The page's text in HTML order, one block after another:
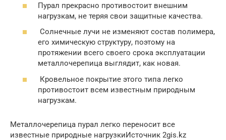
Пурал прекрасно противостоит внешним
нагрузкам, не теряя свои защитные качества.
Солнечные лучи не изменяют состав полимера,
его химическую структуру, поэтому на
протяжении всего своего срока эксплуатации
металлочерепица выглядит, как новая.
Кровельное покрытие этого типа легко
противостоит всем известным природным
нагрузкам.
Металлочерепица пурал легко переносит все
известные природные нагрузкиИсточник 2gis.kz